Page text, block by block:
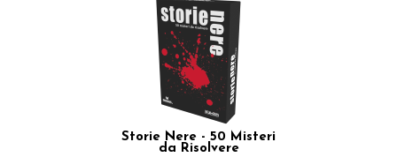
Storie Nere - 50 Misteri
da Risolvere